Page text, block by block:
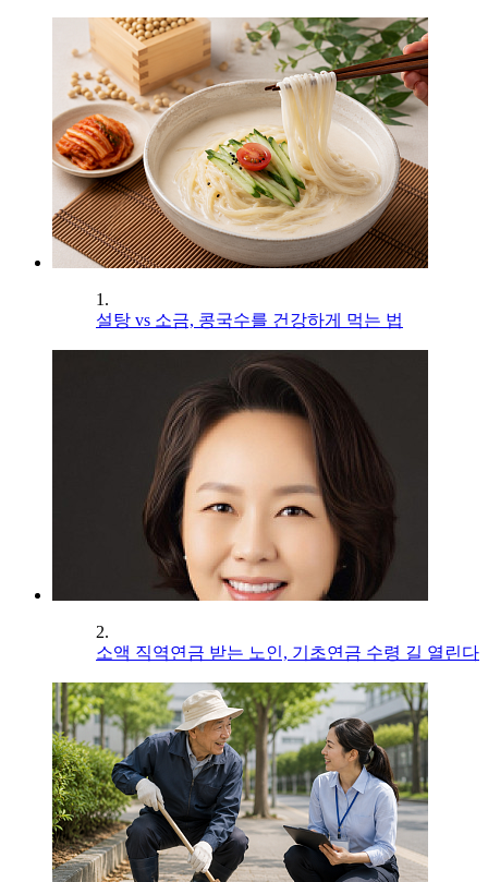
1.
설탕 vs 소금, 콩국수를 건강하게 먹는 법
2.
소액 직역연금 받는 노인, 기초연금 수령 길 열린다